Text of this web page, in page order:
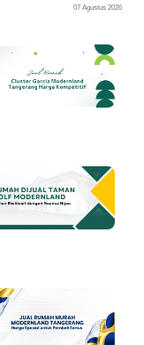
07 Agustus 2026